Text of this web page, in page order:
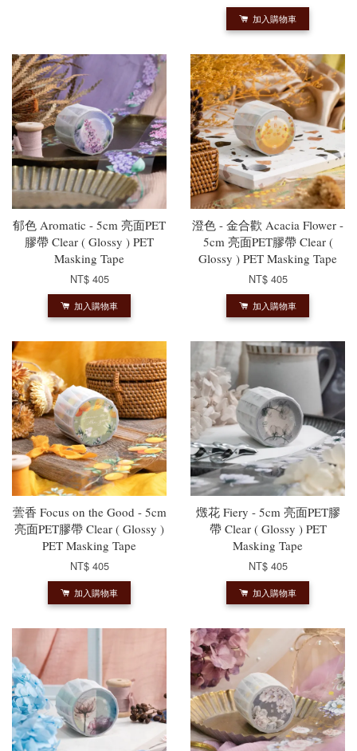
加入購物車
郁色 Aromatic - 5cm 亮面PET
膠帶 Clear ( Glossy ) PET
Masking Tape
NT$ 405
加入購物車
澄色 - 金合歡 Acacia Flower -
5cm 亮面PET膠帶 Clear (
Glossy ) PET Masking Tape
NT$ 405
加入購物車
蕓香 Focus on the Good - 5cm
亮面PET膠帶 Clear ( Glossy )
PET Masking Tape
NT$ 405
加入購物車
燬花 Fiery - 5cm 亮面PET膠
帶 Clear ( Glossy ) PET
Masking Tape
NT$ 405
加入購物車